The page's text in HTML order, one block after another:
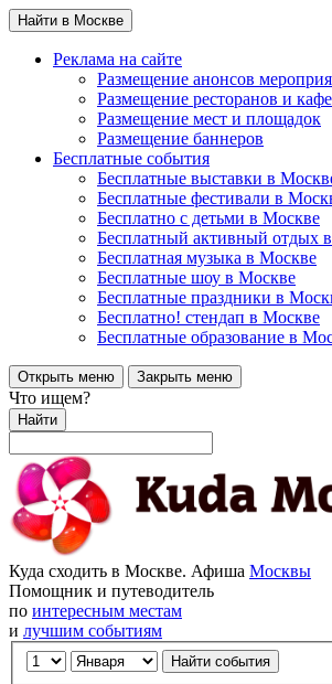
Найти в Москве
Реклама на сайте
Размещение анонсов
Размещение ресторанов и кафе
Размещение мест и площадок
Размещение баннеров
Бесплатные события
Бесплатные выставки в
Бесплатные фестивали в
Бесплатно с детьми в Москве
Бесплатный активный отдых
Бесплатная музыка в Москве
Бесплатные шоу в Москве
Бесплатные праздники в
Бесплатно! стендап в Москве
Бесплатные образование в
Открыть меню Закрыть меню
Что ищем?
Найти
Куда сходить в Москве. Афиша Москвы
Помощник и путеводитель
по интересным местам
и лучшим событиям